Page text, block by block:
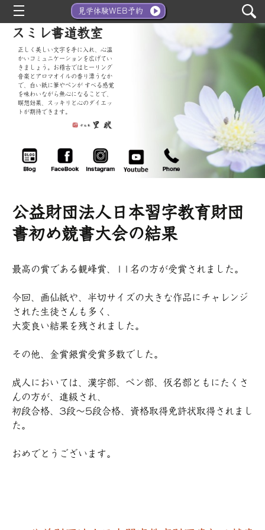
density_medium
テ
ン
ツ
へ
移
動
見学体験WEB予約
検
索:
スミレ書道教室
正しく美しい文字を手に入れ、心温
かいコミュニケーションを広げてい
きましょう。お稽古ではヒーリング
音楽とアロマオイルの香り漂うなか
で、白い紙に筆やペンが すべる感覚
を味わいながら無心になることで、
瞑想効果、スッキリと心のダイエッ
トが期待できます。
公益財団法人日本習字教育財団
書初め競書大会の結果
最高の賞である観峰賞、11名の方が受賞されました。
今回、画仙紙や、半切サイズの大きな作品にチャレンジ
された生徒さんも多く、
大変良い結果を残されました。
その他、金賞銀賞受賞多数でした。
成人においては、漢字部、ペン部、仮名部ともにたくさ
んの方が、進級され、
初段合格、3段～5段合格、資格取得免許状取得されまし
た。
おめでとうございます。